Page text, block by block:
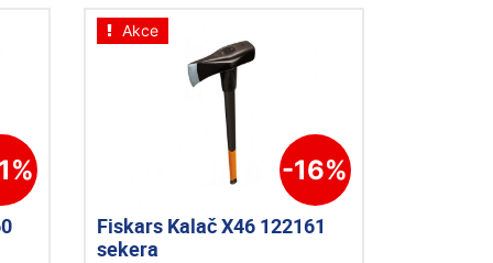
Akce
-16%
Fiskars Kalač X46 122161
sekera